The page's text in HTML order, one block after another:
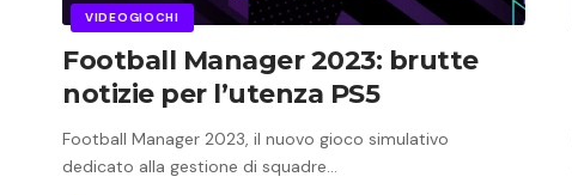
VIDEOGIOCHI
Football Manager 2023: brutte
notizie per l’utenza PS5
Football Manager 2023, il nuovo gioco simulativo
dedicato alla gestione di squadre…